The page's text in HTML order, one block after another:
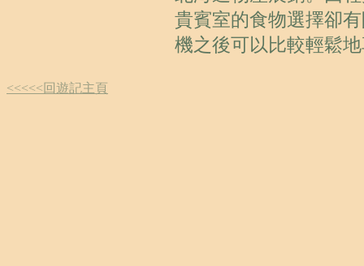
貴賓室的食物選擇卻
機之後可以比較輕鬆
<<<<<回遊記主頁